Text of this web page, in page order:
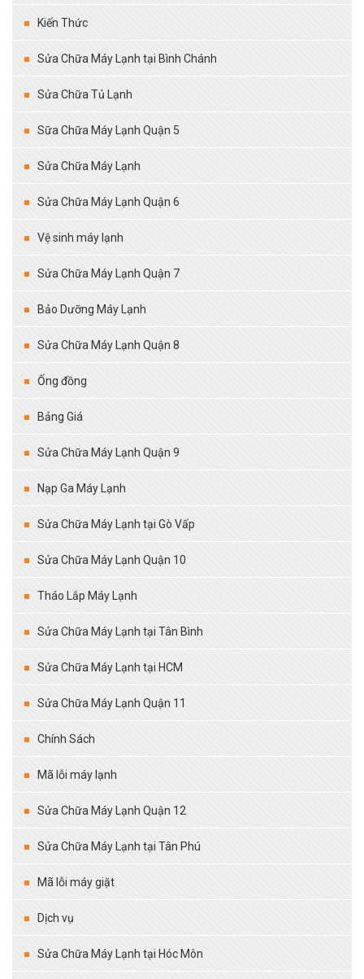
Kiến Thức
Sửa Chữa Máy Lạnh tại Bình Chánh
Sửa Chữa Tủ Lạnh
Sữa Chữa Máy Lạnh Quận 5
Sửa Chữa Máy Lạnh
Sửa Chữa Máy Lạnh Quận 6
Vệ sinh máy lạnh
Sửa Chữa Máy Lạnh Quận 7
Bảo Dưỡng Máy Lạnh
Sửa Chữa Máy Lạnh Quận 8
Ống đồng
Bảng Giá
Sửa Chữa Máy Lạnh Quận 9
Nạp Ga Máy Lạnh
Sửa Chữa Máy Lạnh tại Gò Vấp
Sửa Chữa Máy Lạnh Quận 10
Tháo Lắp Máy Lạnh
Sửa Chữa Máy Lạnh tại Tân Bình
Sửa Chữa Máy Lạnh tại HCM
Sửa Chữa Máy Lạnh Quận 11
Chính Sách
Mã lỗi máy lạnh
Sửa Chữa Máy Lạnh Quận 12
Sửa Chữa Máy Lạnh tại Tân Phú
Mã lỗi máy giặt
Dịch vụ
Sửa Chữa Máy Lạnh tại Hóc Môn